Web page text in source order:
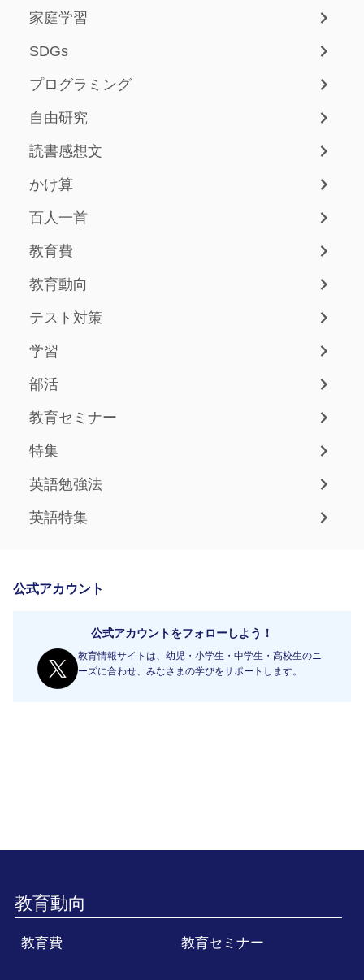
家庭学習
SDGs
プログラミング
自由研究
読書感想文
かけ算
百人一首
教育費
教育動向
テスト対策
学習
部活
教育セミナー
特集
英語勉強法
英語特集
公式アカウント
公式アカウントをフォローしよう！
教育情報サイトは、幼児・小学生・中学生・高校生のニ
ーズに合わせ、みなさまの学びをサポートします。
教育動向
教育費 教育セミナー